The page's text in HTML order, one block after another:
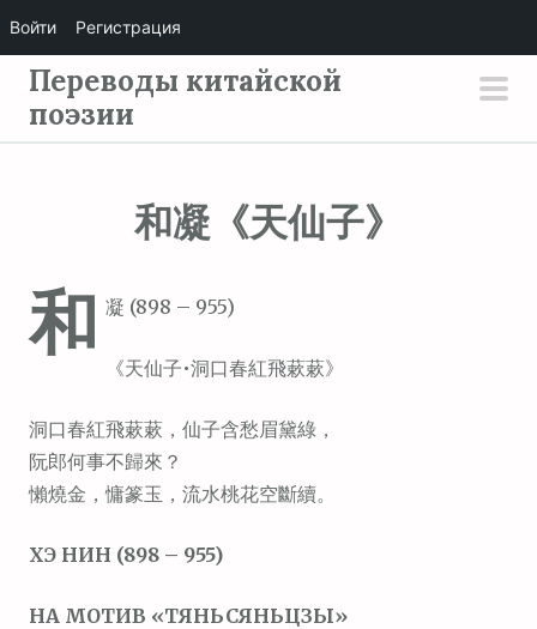
р
Переводы китайской
поэзии
和凝《天仙子》
和 凝 (898 – 955)
《天仙子•洞口春紅飛蔌蔌》
洞口春紅飛蔌蔌，仙子含愁眉黛綠，
阮郎何事不歸來？
懶燒金，慵篆玉，流水桃花空斷續。
ХЭ НИН (898 – 955)
НА МОТИВ «ТЯНЬСЯНЬЦЗЫ»
Войти Регистрация